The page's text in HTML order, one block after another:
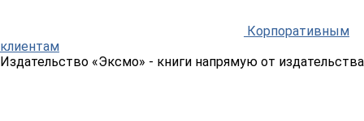
Корпоративным
клиентам
Издательство «Эксмо» - книги напрямую от издательства